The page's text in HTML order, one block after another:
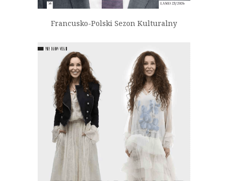
Francusko-Polski Sezon Kulturalny